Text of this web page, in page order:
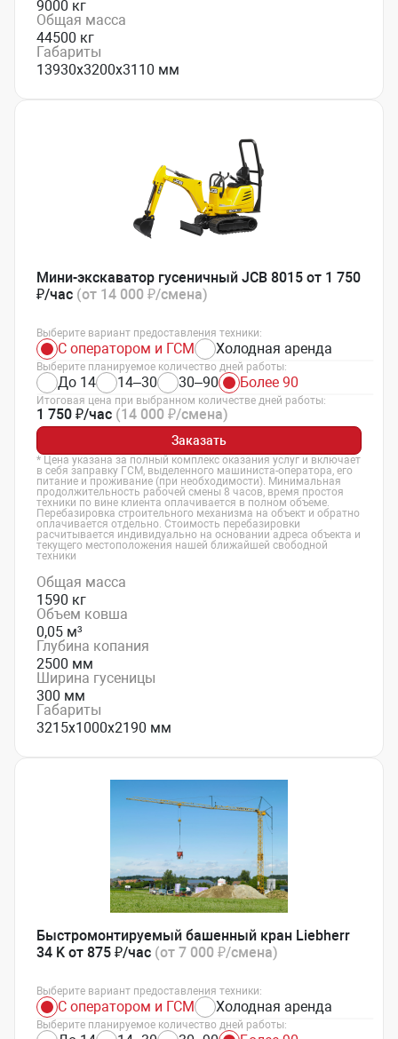
9000 кг
Общая масса
44500 кг
Габариты
13930х3200х3110 мм
Мини-экскаватор гусеничный JCB 8015 от 1 750
₽/час (от 14 000 ₽/смена)
Выберите вариант предоставления техники:
С оператором и ГСМ Холодная аренда
Выберите планируемое количество дней работы:
До 14 14–30 30–90 Более 90
Итоговая цена при выбранном количестве дней работы:
1 750 ₽/час (14 000 ₽/смена)
Заказать
* Цена указана за полный комплекс оказания услуг и включает
в себя заправку ГСМ, выделенного машиниста-оператора, его
питание и проживание (при необходимости). Минимальная
продолжительность рабочей смены 8 часов, время простоя
техники по вине клиента оплачивается в полном объеме.
Перебазировка строительного механизма на объект и обратно
оплачивается отдельно. Стоимость перебазировки
расчитывается индивидуально на основании адреса объекта и
текущего местоположения нашей ближайшей свободной
техники
Общая масса
1590 кг
Объем ковша
0,05 м³
Глубина копания
2500 мм
Ширина гусеницы
300 мм
Габариты
3215x1000x2190 мм
Быстромонтируемый башенный кран Liebherr
34 K от 875 ₽/час (от 7 000 ₽/смена)
Выберите вариант предоставления техники:
С оператором и ГСМ Холодная аренда
Выберите планируемое количество дней работы: